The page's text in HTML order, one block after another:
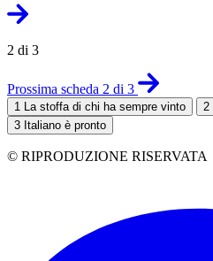
2 di 3
Prossima scheda 2 di 3
1 La stoffa di chi ha sempre vinto 2
3 Italiano è pronto
© RIPRODUZIONE RISERVATA